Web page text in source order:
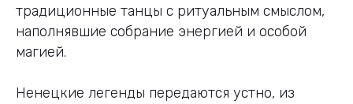
традиционные танцы с ритуальным смыслом,
наполнявшие собрание энергией и особой
магией.
Ненецкие легенды передаются устно, из